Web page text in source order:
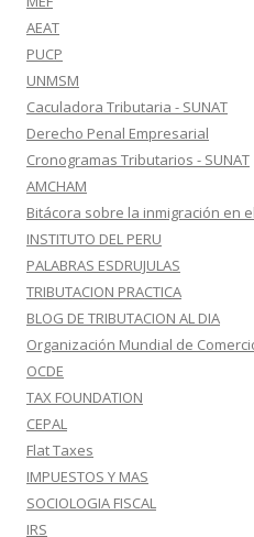
AEAT
PUCP
UNMSM
Caculadora Tributaria - SUNAT
Derecho Penal Empresarial
Cronogramas Tributarios - SUNAT
AMCHAM
Bitácora sobre la inmigración en
INSTITUTO DEL PERU
PALABRAS ESDRUJULAS
TRIBUTACION PRACTICA
BLOG DE TRIBUTACION AL DIA
Organización Mundial de
OCDE
TAX FOUNDATION
CEPAL
Flat Taxes
IMPUESTOS Y MAS
SOCIOLOGIA FISCAL
IRS